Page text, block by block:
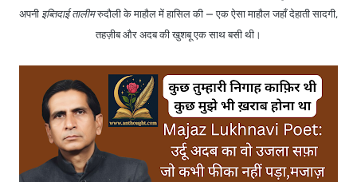
अपनी इब्तिदाई तालीमरुदौली के माहौल में हासिल की — एक ऐसा माहौल जहाँ देहाती सादगी,
तहज़ीब और अदब की खुशबू एक साथ बसी थी।